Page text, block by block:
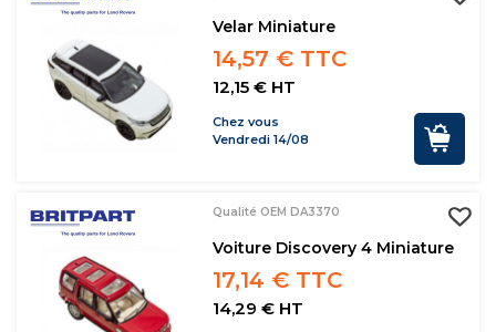
Velar Miniature
14,57 € TTC
12,15 € HT
Chez vous
Vendredi 14/08
Qualité OEM DA3370
Voiture Discovery 4 Miniature
17,14 € TTC
14,29 € HT